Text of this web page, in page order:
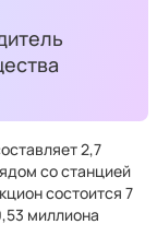
2,7
со станцией
состоится 7
миллиона